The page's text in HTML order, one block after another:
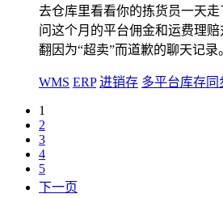
去仓库里看看你的拣货员一天
问这个月的平台佣金和运费理
翻因为“超卖”而道歉的聊天记
WMS ERP 进销存 多平台库存同
1
2
3
4
5
下一页